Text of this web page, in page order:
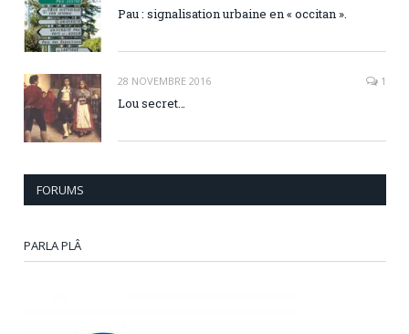
Pau : signalisation urbaine en « occitan ».
28 NOVEMBRE 2016 1
Lou secret…
FORUMS
PARLA PLÂ